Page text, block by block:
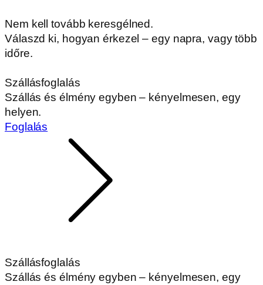
Nem kell tovább keresgélned.
Válaszd ki, hogyan érkezel – egy napra, vagy több
időre.
Szállásfoglalás
Szállás és élmény egyben – kényelmesen, egy
helyen.
Foglalás
Szállásfoglalás
Szállás és élmény egyben – kényelmesen, egy